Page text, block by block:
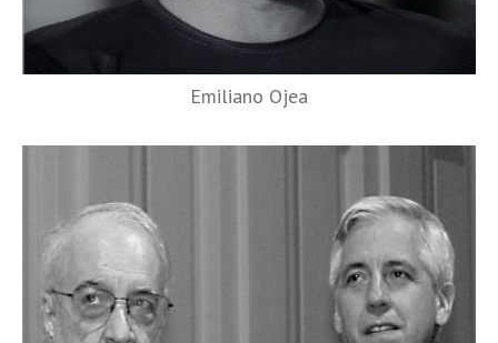
Emiliano Ojea